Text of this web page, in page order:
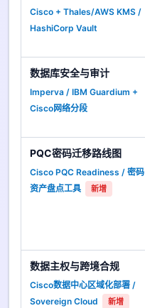
Cisco + Thales/AWS KMS /
HashiCorp Vault
数据库安全与审计
Imperva / IBM Guardium +
Cisco网络分段
PQC密码迁移路线图
Cisco PQC Readiness / 密码
资产盘点工具
新增
数据主权与跨境合规
Cisco数据中心区域化部署 /
Sovereign Cloud
新增